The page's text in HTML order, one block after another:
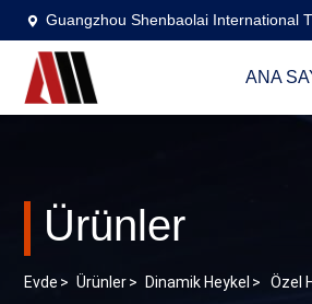
Guangzhou Shenbaolai International
ANA
Ürünler
Evde > Ürünler> Dinamik Heykel > Özel